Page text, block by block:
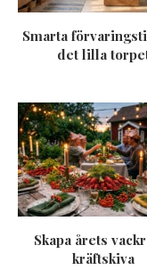
Smarta
det lilla
Skapa årets
kräftskiva